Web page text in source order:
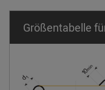
Größentabelle